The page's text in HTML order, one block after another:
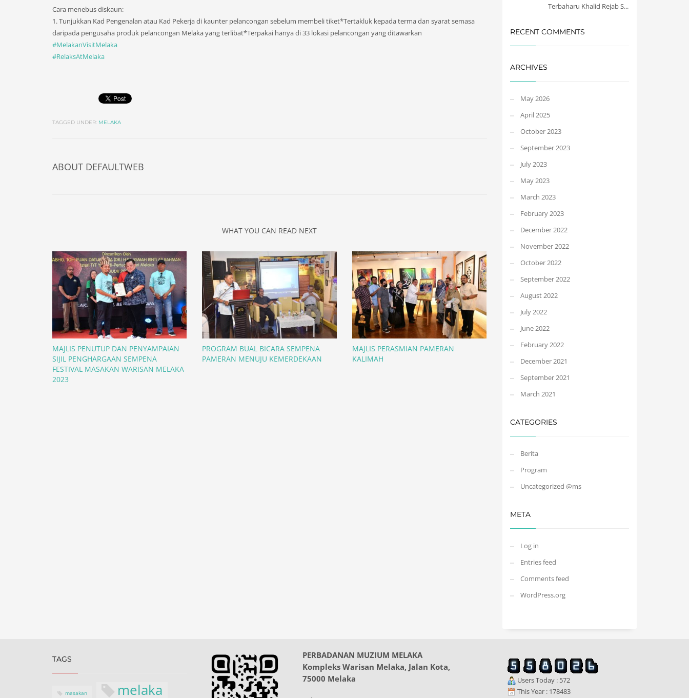
Cara menebus diskaun:
1. Tunjukkan Kad Pengenalan atau Kad Pekerja di kaunter pelancongan sebelum membeli tiket*Tertakluk kepada terma dan syarat semasa
daripada pengusaha produk pelancongan Melaka yang terlibat*Terpakai hanya di 33 lokasi pelancongan yang ditawarkan
#MelakanVisitMelaka
#RelaksAtMelaka
TAGGED UNDER: MELAKA
ABOUT DEFAULTWEB
WHAT YOU CAN READ NEXT
MAJLIS PENUTUP DAN PENYAMPAIAN
SIJIL PENGHARGAAN SEMPENA
FESTIVAL MASAKAN WARISAN MELAKA
2023
PROGRAM BUAL BICARA SEMPENA
PAMERAN MENUJU KEMERDEKAAN
MAJLIS PERASMIAN PAMERAN
KALIMAH
Terbaharu Khalid Rejab S...
RECENT COMMENTS
ARCHIVES
May 2026
April 2025
October 2023
September 2023
July 2023
May 2023
March 2023
February 2023
December 2022
November 2022
October 2022
September 2022
August 2022
July 2022
June 2022
February 2022
December 2021
September 2021
March 2021
CATEGORIES
Berita
Program
Uncategorized @ms
META
Log in
Entries feed
Comments feed
WordPress.org
TAGS
masakan melaka
PERBADANAN MUZIUM MELAKA
Kompleks Warisan Melaka, Jalan Kota,
75000 Melaka
Users Today : 572
This Year : 178483